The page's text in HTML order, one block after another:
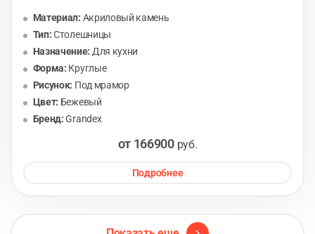
Материал: Акриловый камень
Тип:Столешницы
Назначение: Для кухни
Форма: Круглые
Рисунок: Под мрамор
Цвет: Бежевый
Бренд: Grandex
от 166900 руб.
Подробнее